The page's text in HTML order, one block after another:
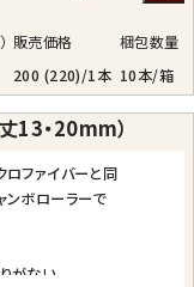
販売価格
梱包数量
200 (220)/1本 10本/箱
13・20mm）
ロファイバーと同
ンボローラーで
ない。